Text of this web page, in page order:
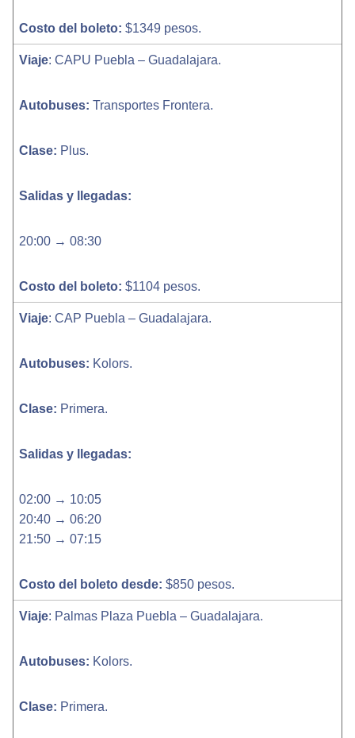
Costo del boleto: $1349 pesos.
Viaje: CAPU Puebla – Guadalajara.
Autobuses: Transportes Frontera.
Clase: Plus.
Salidas y llegadas:
20:00 → 08:30
Costo del boleto: $1104 pesos.
Viaje: CAP Puebla – Guadalajara.
Autobuses: Kolors.
Clase: Primera.
Salidas y llegadas:
02:00 → 10:05
20:40 → 06:20
21:50 → 07:15
Costo del boleto desde: $850 pesos.
Viaje: Palmas Plaza Puebla – Guadalajara.
Autobuses: Kolors.
Clase: Primera.